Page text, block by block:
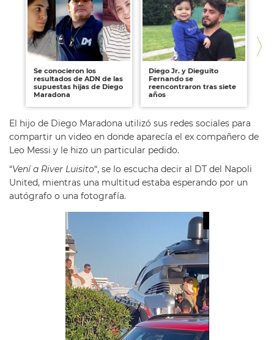
Se conocieron los
resultados de ADN de las
supuestas hijas de Diego
Maradona
Diego Jr. y Dieguito
Fernando se
reencontraron tras siete
años
El hijo de Diego Maradona utilizó sus redes sociales para
compartir un video en donde aparecía el ex compañero de
Leo Messi y le hizo un particular pedido.
“Vení a River Luisito“, se lo escucha decir al DT del Napoli
United, mientras una multitud estaba esperando por un
autógrafo o una fotografía.